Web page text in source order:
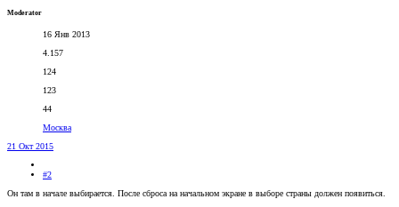
Moderator
16 Янв 2013
4.157
124
123
44
Москва
21 Окт 2015
#2
Он там в начале выбирается. После сброса на начальном экране в выборе страны должен появиться.